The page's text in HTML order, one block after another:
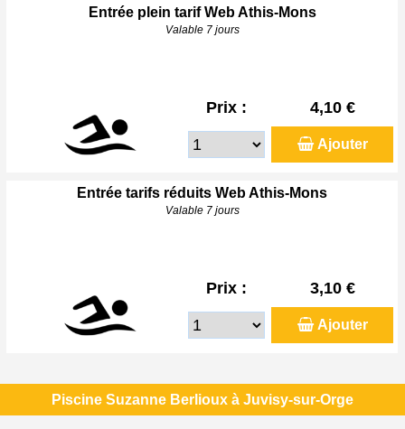
Entrée plein tarif Web Athis-Mons
Valable 7 jours
Prix : 4,10 €
Ajouter
Entrée tarifs réduits Web Athis-Mons
Valable 7 jours
Prix : 3,10 €
Ajouter
Piscine Suzanne Berlioux à Juvisy-sur-Orge